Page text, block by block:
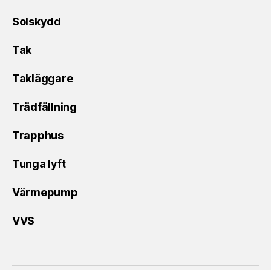
Solskydd
Tak
Takläggare
Trädfällning
Trapphus
Tunga lyft
Värmepump
VVS